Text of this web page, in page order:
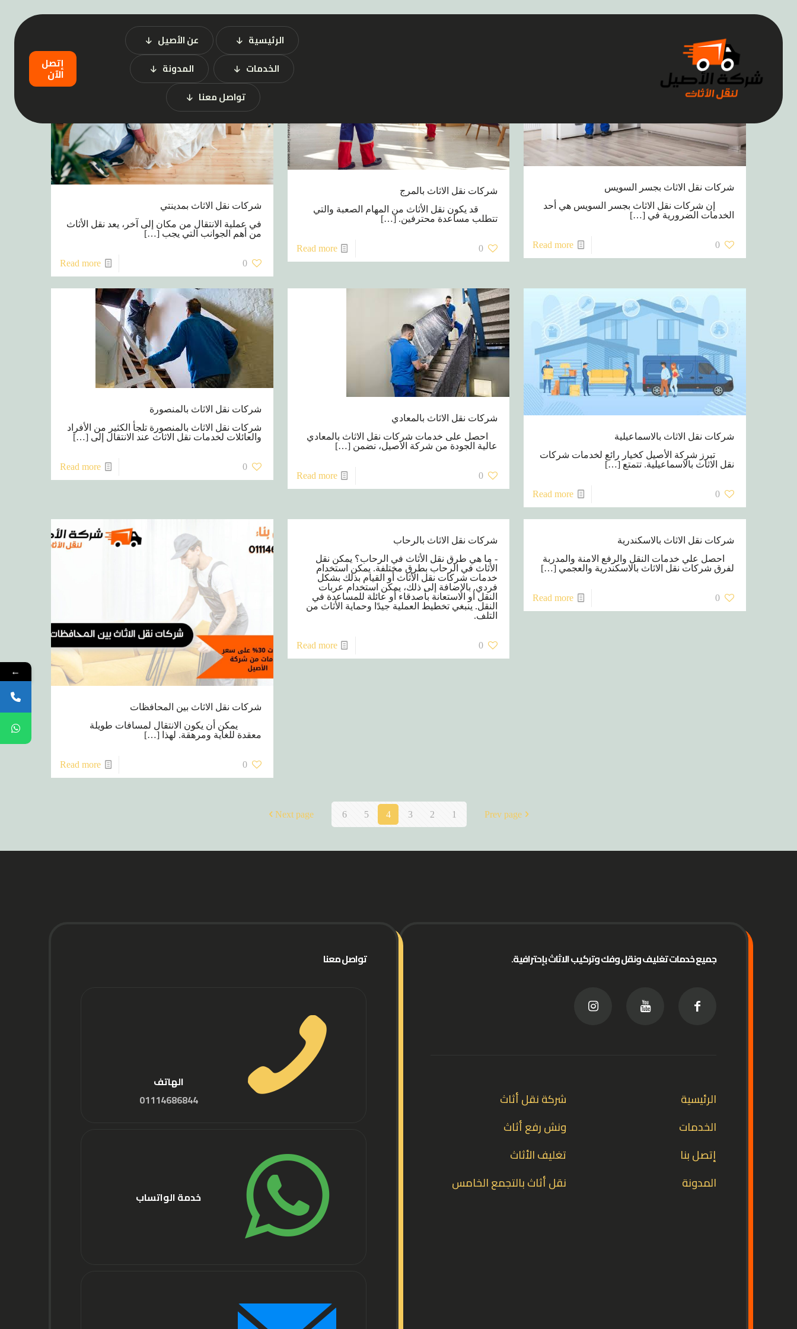
الرئيسية
عن الأصيل
الخدمات
المدونة
تواصل معنا
إتصل
الآن
شركات نقل الاثاث بجسر السويس
إن شركات نقل الاثاث بجسر السويس هي أحد
الخدمات الضرورية في […]
0
Read more
شركات نقل الاثاث بالمرج
قد يكون نقل الأثاث من المهام الصعبة والتي
تتطلب مساعدة محترفين. […]
0
Read more
شركات نقل الاثاث بمدينتي
في عملية الانتقال من مكان إلى آخر، يعد نقل الأثاث
من أهم الجوانب التي يجب […]
0
Read more
شركات نقل الاثاث بالاسماعيلية
تبرز شركة الأصيل كخيار رائع لخدمات شركات
نقل الاثاث بالاسماعيلية. تتمتع […]
0
Read more
شركات نقل الاثاث بالمعادي
احصل على خدمات شركات نقل الاثاث بالمعادي
عالية الجودة من شركة الاصيل، نضمن […]
0
Read more
شركات نقل الاثاث بالمنصورة
شركات نقل الاثاث بالمنصورة تلجأ الكثير من الأفراد
والعائلات لخدمات نقل الاثاث عند الانتقال إلى […]
0
Read more
شركات نقل الاثاث بالاسكندرية
احصل علي خدمات النقل والرفع الامنة والمدربة
لفرق شركات نقل الاثاث بالاسكندرية والعجمي […]
0
Read more
شركات نقل الاثاث بالرحاب
- ما هي طرق نقل الأثاث في الرحاب؟ يمكن نقل
الأثاث في الرحاب بطرق مختلفة. يمكن استخدام
خدمات شركات نقل الأثاث أو القيام بذلك بشكل
فردي. بالإضافة إلى ذلك، يمكن استخدام عربات
النقل أو الاستعانة بأصدقاء أو عائلة للمساعدة في
النقل. ينبغي تخطيط العملية جيدًا وحماية الأثاث من
التلف.
0
Read more
شركات نقل الاثاث بين المحافظات
يمكن أن يكون الانتقال لمسافات طويلة
معقدة للغاية ومرهقة. لهذا […]
0
Read more
Prev page
1
2
3
4
5
6
Next page
جميع خدمات تغليف ونقل وفك وتركيب الاثاث بإحترافية.
الرئيسية
الخدمات
إتصل بنا
المدونة
شركة نقل أثاث
ونش رفع أثاث
تغليف الأثاث
نقل أثاث بالتجمع الخامس
تواصل معنا
الهاتف
01114686844
خدمة الواتساب
←